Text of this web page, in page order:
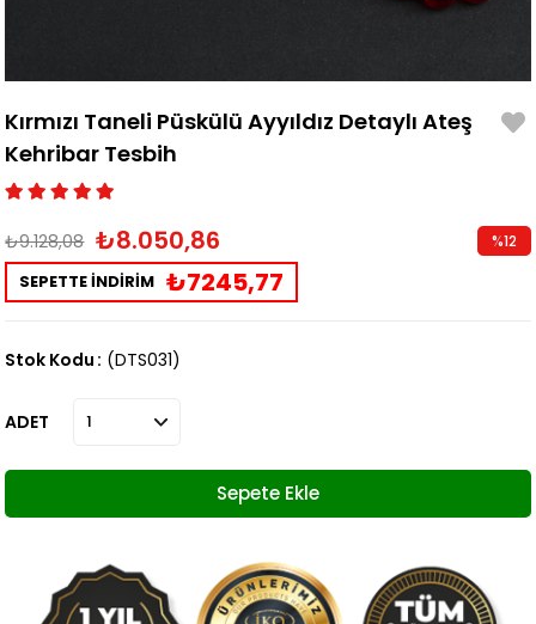
Kırmızı Taneli Püskülü Ayyıldız Detaylı Ateş
Kehribar Tesbih
₺9.128,08 ₺8.050,86
SEPETTE İNDİRİM ₺7245,77
%12
Stok Kodu (DTS031)
ADET